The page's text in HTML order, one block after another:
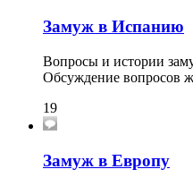
Замуж в Испанию
Вопросы и истории
Обсуждение вопросов
19
Замуж в Европу